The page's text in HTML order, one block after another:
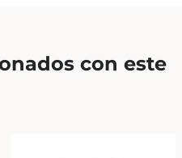
con este